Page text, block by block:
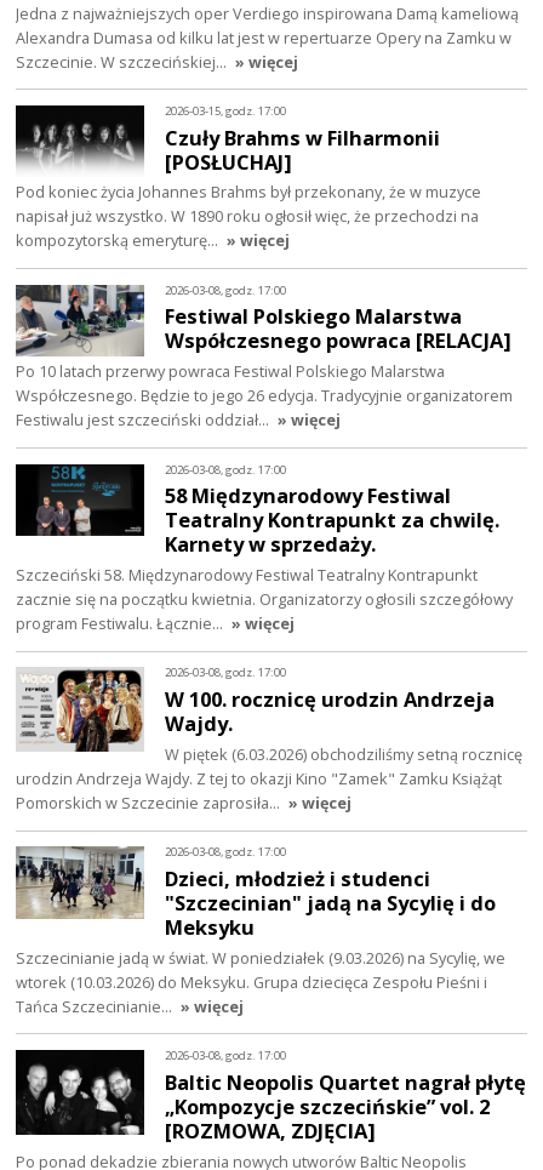
Jedna z najważniejszych oper Verdiego inspirowana Damą kameliową
Alexandra Dumasa od kilku lat jest w repertuarze Opery na Zamku w
Szczecinie. W szczecińskiej… » więcej
2026-03-15, godz. 17:00
Czuły Brahms w Filharmonii
[POSŁUCHAJ]
Pod koniec życia Johannes Brahms był przekonany, że w muzyce
napisał już wszystko. W 1890 roku ogłosił więc, że przechodzi na
kompozytorską emeryturę… » więcej
2026-03-08, godz. 17:00
Festiwal Polskiego Malarstwa
Współczesnego powraca [RELACJA]
Po 10 latach przerwy powraca Festiwal Polskiego Malarstwa
Współczesnego. Będzie to jego 26 edycja. Tradycyjnie organizatorem
Festiwalu jest szczeciński oddział… » więcej
2026-03-08, godz. 17:00
58 Międzynarodowy Festiwal
Teatralny Kontrapunkt za chwilę.
Karnety w sprzedaży.
Szczeciński 58. Międzynarodowy Festiwal Teatralny Kontrapunkt
zacznie się na początku kwietnia. Organizatorzy ogłosili szczegółowy
program Festiwalu. Łącznie… » więcej
2026-03-08, godz. 17:00
W 100. rocznicę urodzin Andrzeja
Wajdy.
W piętek (6.03.2026) obchodziliśmy setną rocznicę
urodzin Andrzeja Wajdy. Z tej to okazji Kino "Zamek" Zamku Książąt
Pomorskich w Szczecinie zaprosiła… » więcej
2026-03-08, godz. 17:00
Dzieci, młodzież i studenci
"Szczecinian" jadą na Sycylię i do
Meksyku
Szczecinianie jadą w świat. W poniedziałek (9.03.2026) na Sycylię, we
wtorek (10.03.2026) do Meksyku. Grupa dziecięca Zespołu Pieśni i
Tańca Szczecinianie… » więcej
2026-03-08, godz. 17:00
Baltic Neopolis Quartet nagrał płytę
„Kompozycje szczecińskie” vol. 2
[ROZMOWA, ZDJĘCIA]
Po ponad dekadzie zbierania nowych utworów Baltic Neopolis